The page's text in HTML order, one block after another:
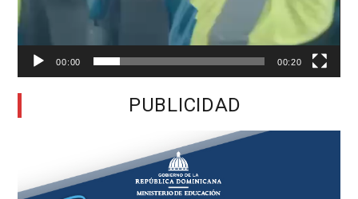
00:00 00:20
PUBLICIDAD